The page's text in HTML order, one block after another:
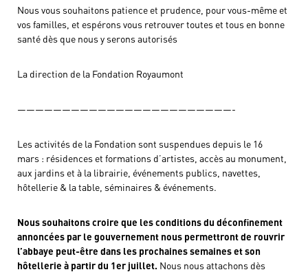
Nous vous souhaitons patience et prudence, pour vous-même et
vos familles, et espérons vous retrouver toutes et tous en bonne
santé dès que nous y serons autorisés
La direction de la Fondation Royaumont
————————————————————————-
Les activités de la Fondation sont suspendues depuis le 16
mars : résidences et formations d’artistes, accès au monument,
aux jardins et à la librairie, événements publics, navettes,
hôtellerie & la table, séminaires & événements.
Nous souhaitons croire que les conditions du déconfinement
annoncées par le gouvernement nous permettront de rouvrir
l’abbaye peut-être dans les prochaines semaines et son
hôtellerie à partir du 1er juillet. Nous nous attachons dès